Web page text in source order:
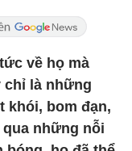
về họ mà
chỉ là những
khói, bom đạn,
những nỗi